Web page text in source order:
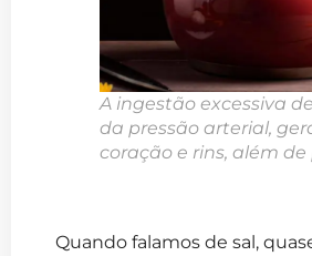
A ingestão excessiva
da pressão arterial,
coração e rins, além
Quando falamos de sal,